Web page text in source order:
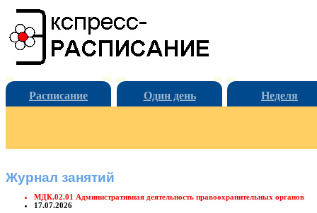
Расписание Один день Неделя
Журнал занятий
МДК.02.01 Административная деятельность правоохранительных органов
17.07.2026